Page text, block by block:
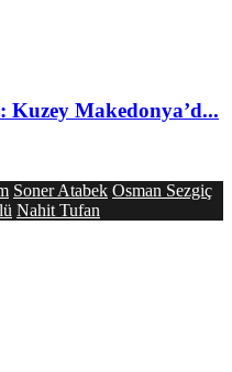
Kuzey Makedonya’d...
Soner Atabek Osman Sezgiç
Nahit Tufan